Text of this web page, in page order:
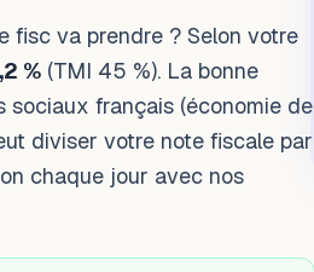
fisc va prendre ? Selon votre
% (TMI 45 %). La bonne
sociaux français (économie de
diviser votre note fiscale par
chaque jour avec nos